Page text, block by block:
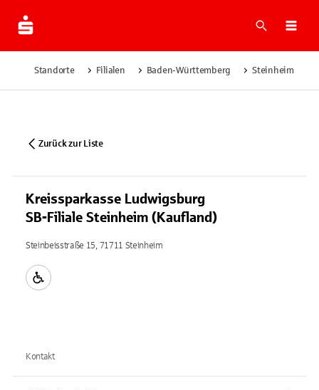
Suche
Standorte Filialen Baden-Württemberg Steinheim
Zurück zur Liste
Kreissparkasse Ludwigsburg
SB-Filiale Steinheim (Kaufland)
Steinbeisstraße 15, 71711 Steinheim
Kontakt